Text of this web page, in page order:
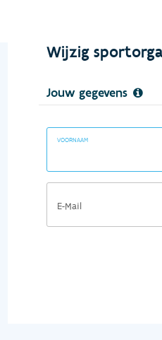
Wijzig
Jouw gegevens
VOORNAAM
E-Mail